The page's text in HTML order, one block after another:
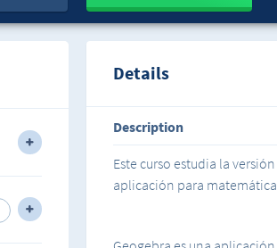
Details
Description
Este curso estudia la
aplicación para